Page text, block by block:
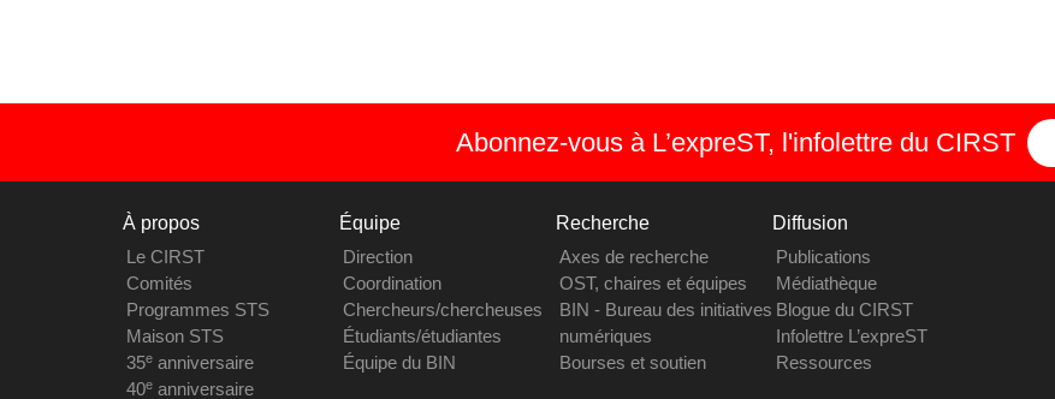
Abonnez-vous à L’expreST, l'infolettre du CIRST
À propos
Le CIRST
Comités
Programmes STS
Maison STS
35eanniversaire
40eanniversaire
Équipe
Direction
Coordination
Chercheurs/chercheuses
Étudiants/étudiantes
Équipe du BIN
Recherche
Axes de recherche
OST, chaires et équipes
BIN - Bureau des initiatives
numériques
Bourses et soutien
Diffusion
Publications
Médiathèque
Blogue du CIRST
Infolettre L’expreST
Ressources